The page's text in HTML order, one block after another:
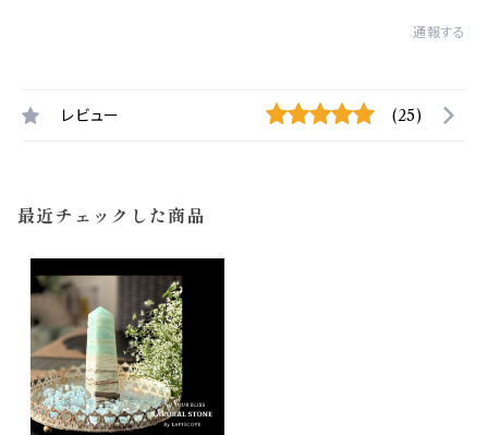
通報する
レビュー (25)
最近チェックした商品